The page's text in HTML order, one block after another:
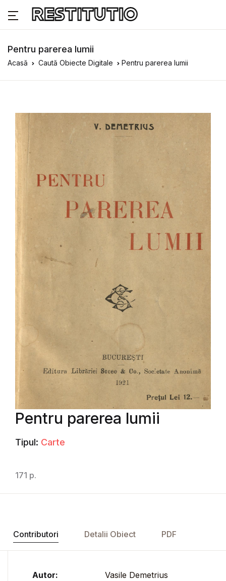
Pentru parerea lumii
Acasă Caută Obiecte Digitale Pentru parerea lumii
Pentru parerea lumii
Tipul: Carte
171 p.
Contributori Detalii Obiect PDF
Autor: Vasile Demetrius